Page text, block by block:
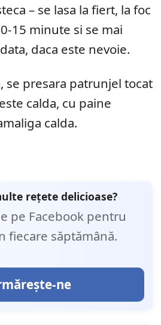
– se lasa la fiert, la foc
15 minute si se mai
daca este nevoie.
se presara patrunjel tocat
calda, cu paine
calda.
rețete delicioase?
pe Facebook pentru
fiecare săptămână.
ne